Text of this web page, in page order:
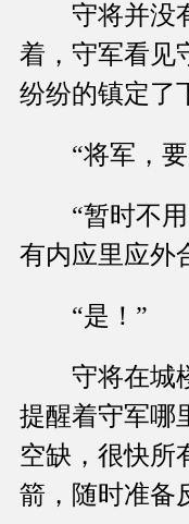
守将并没有
着，守军看见
纷纷的镇定了
“将军，要
“暂时不用
有内应里应外
“是！”
守将在城楼
提醒着守军哪
空缺，很快所
箭，随时准备